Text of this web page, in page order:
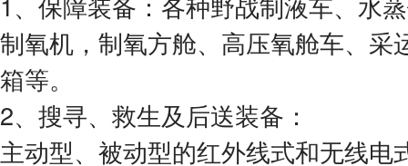
制氧机，制氧方舱、高压氧舱车、采
箱等。
2、搜寻、救生及后送装备：
主动型、被动型的红外线式和无线